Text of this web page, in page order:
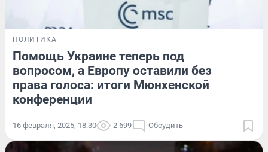
ПОЛИТИКА
Помощь Украине теперь под
вопросом, а Европу оставили без
права голоса: итоги Мюнхенской
конференции
16 февраля, 2025, 18:30 2 699 Обсудить